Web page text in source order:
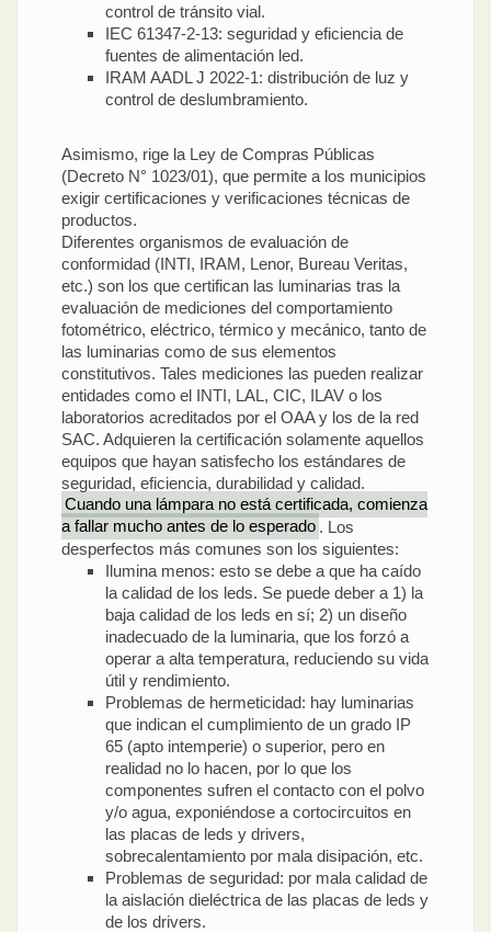
control de tránsito vial.
IEC 61347-2-13: seguridad y eficiencia de
fuentes de alimentación led.
IRAM AADL J 2022-1: distribución de luz y
control de deslumbramiento.
Asimismo, rige la Ley de Compras Públicas
(Decreto N° 1023/01), que permite a los municipios
exigir certificaciones y verificaciones técnicas de
productos.
Diferentes organismos de evaluación de
conformidad (INTI, IRAM, Lenor, Bureau Veritas,
etc.) son los que certifican las luminarias tras la
evaluación de mediciones del comportamiento
fotométrico, eléctrico, térmico y mecánico, tanto de
las luminarias como de sus elementos
constitutivos. Tales mediciones las pueden realizar
entidades como el INTI, LAL, CIC, ILAV o los
laboratorios acreditados por el OAA y los de la red
SAC. Adquieren la certificación solamente aquellos
equipos que hayan satisfecho los estándares de
seguridad, eficiencia, durabilidad y calidad.
Cuando una lámpara no está certificada, comienza
a fallar mucho antes de lo esperado . Los
desperfectos más comunes son los siguientes:
Ilumina menos: esto se debe a que ha caído
la calidad de los leds. Se puede deber a 1) la
baja calidad de los leds en sí; 2) un diseño
inadecuado de la luminaria, que los forzó a
operar a alta temperatura, reduciendo su vida
útil y rendimiento.
Problemas de hermeticidad: hay luminarias
que indican el cumplimiento de un grado IP
65 (apto intemperie) o superior, pero en
realidad no lo hacen, por lo que los
componentes sufren el contacto con el polvo
y/o agua, exponiéndose a cortocircuitos en
las placas de leds y drivers,
sobrecalentamiento por mala disipación, etc.
Problemas de seguridad: por mala calidad de
la aislación dieléctrica de las placas de leds y
de los drivers.